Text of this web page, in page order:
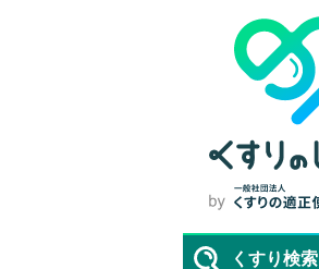
くすり検索